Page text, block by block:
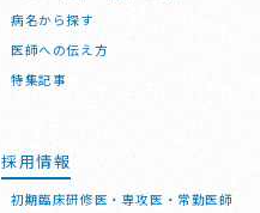
病名から探す
医師への伝え方
特集記事
採用情報
初期臨床研修医・専攻医・常勤医師